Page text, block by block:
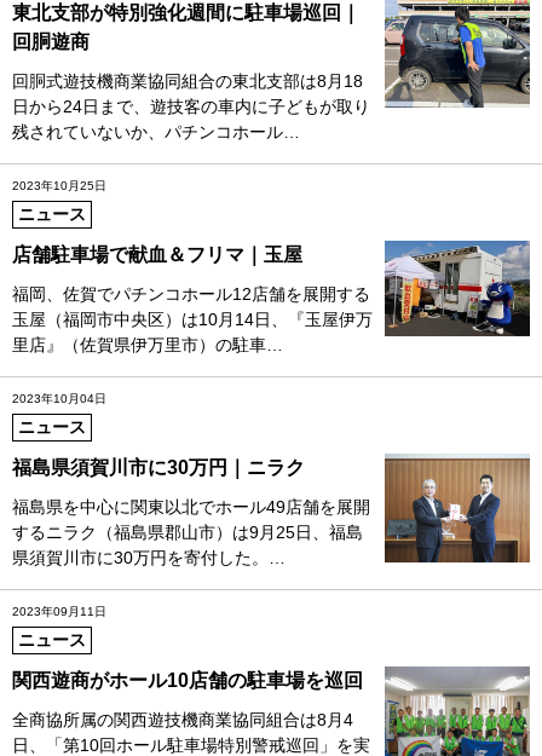
東北支部が特別強化週間に駐車場巡回｜
回胴遊商
回胴式遊技機商業協同組合の東北支部は8月18
日から24日まで、遊技客の車内に子どもが取り
残されていないか、パチンコホール…
2023年10月25日
ニュース
店舗駐車場で献血＆フリマ｜玉屋
福岡、佐賀でパチンコホール12店舗を展開する
玉屋（福岡市中央区）は10月14日、『玉屋伊万
里店』（佐賀県伊万里市）の駐車…
2023年10月04日
ニュース
福島県須賀川市に30万円｜ニラク
福島県を中心に関東以北でホール49店舗を展開
するニラク（福島県郡山市）は9月25日、福島
県須賀川市に30万円を寄付した。…
2023年09月11日
ニュース
関西遊商がホール10店舗の駐車場を巡回
全商協所属の関西遊技機商業協同組合は8月4
日、「第10回ホール駐車場特別警戒巡回」を実